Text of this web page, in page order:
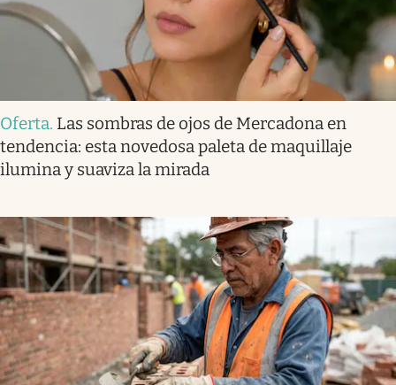
Oferta. Las sombras de ojos de Mercadona en
tendencia: esta novedosa paleta de maquillaje
ilumina y suaviza la mirada